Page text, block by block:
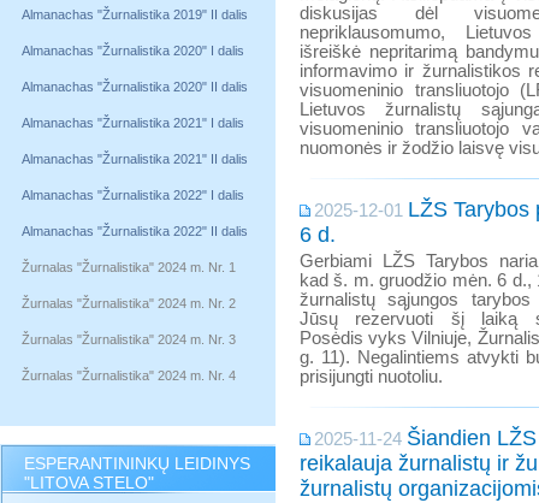
Almanachas "Žurnalistika 2019" II dalis
Almanachas "Žurnalistika 2020" I dalis
Almanachas "Žurnalistika 2020" II dalis
Almanachas "Žurnalistika 2021" I dalis
Almanachas "Žurnalistika 2021" II dalis
Almanachas "Žurnalistika 2022" I dalis
Almanachas "Žurnalistika 2022" II dalis
Žurnalas "Žurnalistika" 2024 m. Nr. 1
Žurnalas "Žurnalistika" 2024 m. Nr. 2
Žurnalas "Žurnalistika" 2024 m. Nr. 3
Žurnalas "Žurnalistika" 2024 m. Nr. 4
ESPERANTININKŲ LEIDINYS
"LITOVA STELO"
diskusijas dėl
nepriklausomumo,
išreiškė nepritarimą
informavimo ir žurnalistikos
visuomeninio transliuotojo
Lietuvos žurnalistų
visuomeninio transliuotojo
nuomonės ir žodžio laisvę
2025-12-01 LŽS Tarybos
6 d.
Gerbiami LŽS Tarybos
kad š. m. gruodžio mėn. 6
žurnalistų sąjungos
Jūsų rezervuoti šį laiką
Posėdis vyks Vilniuje,
g. 11). Negalintiems atvykti
prisijungti nuotoliu.
2025-11-24 Šiandien
reikalauja žurnalistų ir
žurnalistų